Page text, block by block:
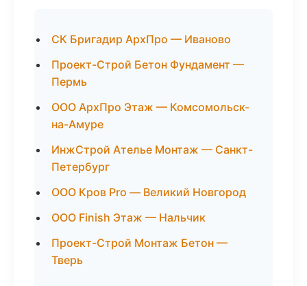
СК Бригадир АрхПро — Иваново
Проект-Строй Бетон Фундамент —
Пермь
ООО АрхПро Этаж — Комсомольск-
на-Амуре
ИнжСтрой Ателье Монтаж — Санкт-
Петербург
ООО Кров Pro — Великий Новгород
ООО Finish Этаж — Нальчик
Проект-Строй Монтаж Бетон —
Тверь